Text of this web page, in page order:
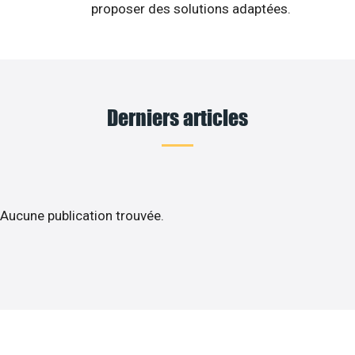
proposer des solutions adaptées.
Derniers articles
Aucune publication trouvée.